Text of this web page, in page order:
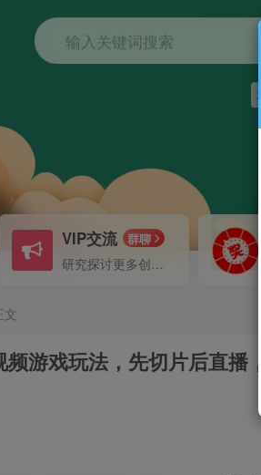
输入关键词搜索
VIP交流 群聊
研究探讨更多创业项目路子。
文
频游戏玩法，先切片后直播